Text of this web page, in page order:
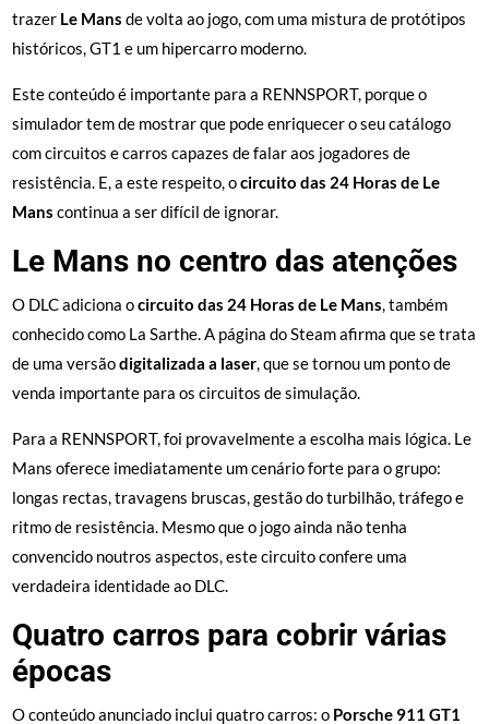
trazer Le Mans de volta ao jogo, com uma mistura de protótipos
históricos, GT1 e um hipercarro moderno.
Este conteúdo é importante para a RENNSPORT, porque o
simulador tem de mostrar que pode enriquecer o seu catálogo
com circuitos e carros capazes de falar aos jogadores de
resistência. E, a este respeito, ocircuito das 24 Horas de Le
Mans continua a ser difícil de ignorar.
Le Mans no centro das atenções
O DLC adiciona ocircuito das 24 Horas de Le Mans, também
conhecido como La Sarthe. A página do Steam afirma que se trata
de uma versãodigitalizada a laser, que se tornou um ponto de
venda importante para os circuitos de simulação.
Para a RENNSPORT, foi provavelmente a escolha mais lógica. Le
Mans oferece imediatamente um cenário forte para o grupo:
longas rectas, travagens bruscas, gestão do turbilhão, tráfego e
ritmo de resistência. Mesmo que o jogo ainda não tenha
convencido noutros aspectos, este circuito confere uma
verdadeira identidade ao DLC.
Quatro carros para cobrir várias
épocas
O conteúdo anunciado inclui quatro carros: o Porsche 911 GT1